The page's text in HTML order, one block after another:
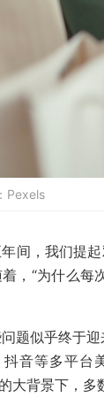
Pexels
间，我们提起
，“为什么每
题似乎终于
抖音等多平台
大背景下，多